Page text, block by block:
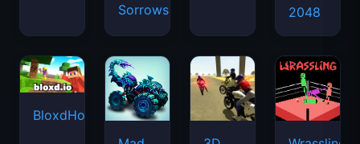
Sorrows
2048
BloxdHop.io